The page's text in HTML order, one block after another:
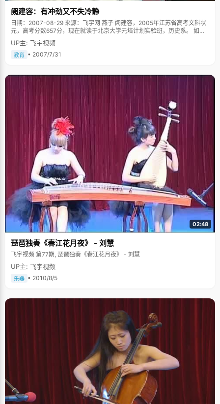
闷了一段时间。" 张南飞对数学的兴趣从小学就开始了，而且用"自学成才"这
个词来形容张南飞对数学的学习一点也不为过，爸爸留在书架上的那堆数学
课本就是老师："上小学的时候作业不是很多，没事的时候就从书架上拿一些
数学教材看，看着看着就喜欢上了数学，看完还会自觉的做后边的练习题，
有难题会拿去问老师。"于是张南飞以自学的方式在小学看完了初中的数学课
本，初中啃完了高中的数学教材，高中已经读懂了大学的高等数学。张南飞
的数学成绩一直都特别优秀，高考模拟拿满分是很正常的事，我很好奇他高
因为是用高数知识解的，所以被扣分了"。 这个扣分的理由让我们很能理解张
业，我们有理由相信他在大学四年以后的光明前景，但张南飞心里一直藏着
一个梦想，"其实我最想做的是导演"。一个纯现实的东西和一个纯艺术的东
西放在一起，总免不了有些奇怪。 说起电影，张南飞立即神采飞扬起来，"大
概从初中开始看电影的，常常跟妈妈一起去电影院看大屏幕，后来就开始收
集影碟，没钱就跟妈妈要钱买碟，她不给我就放下话不好好学习，妈妈后来
就放任我了"。张南飞家的一个大书架上堆满了他收集的各种碟片，正版的盒
装，盗版的简装，还有一些通过特殊渠道进来的内地买不到的打口碟片，数
一数，不下两千张了。"基本每部电影都会有很多感触，告诉我很多东西。看
一部电影就是一种学习的过程，一个心灵的启发，看很多人的故事，就能体
会很多生活，电影就是放在放大镜下的生活。" 张南飞最痴迷电影是在高中的
时候，他帜热的喜爱上电影，每个星期都会看上几部电影，然后有感而发写
一些影评类的文章放在自己的空间里。高考填报志愿的时候，他还动过填报
导演系的念头。"有一次在家里我试着提了一下考导演的念头，家人都惊呆
了，后来我就放弃了自己不成熟的想法，要不然初高中读那么多书都浪费
了。" 尽管如此，张南飞还是放不下心中的这个想法，他用各种形式来实践着
这个梦想。"我特别喜欢玩游戏，尤其是那种单机版角色扮演游戏，比如《仙
剑奇侠传》，我选了李逍遥的角色，根据剧情和自己的想法把游戏玩完，就
像在看一部自己导演的电影。"高中时候一次音乐期末考，爱好音乐剧的张南
飞主动请缨，组织了十几个男生编排了一出原创音乐剧，从剧本、台词、作
曲到编排都是张南飞亲自主刀。这次小试牛刀获得了很高的分数和绝佳的评
价，让张南飞初尝了导演的成就感。 来到大学，张南飞还是一直坚持着对电
影的热爱，短短几个月的时间，他已经收集了将近500多张影碟了，在宿舍
的书架上摆了满满两大排，他心里也一直没有放下导演这个想法，或许有一
天，我们的银幕上会出现这么一行："导演：张南飞"，谁知道呢，一切皆有
阙建容：有冲劲又不失冷静
日期：2007-08-29 来源：飞宇网 燕子 阙建容，2005年江苏省高考文科状
元，高考分数657分，现在就读于北京大学元培计划实验班，历史系。 如果
要用两个词来形容阙建容给我的感觉的话，那就是"锐利、沉稳"，既有年轻
人的冲劲，又能安静下来做事，就像她高三时候最喜欢并常常用来激励自己
的话："敌军围困万千重，我自岿然不动，""刺破青天锷未残"。阙建容说她的
容的爸爸是个中学物理老师，对学生而言他称得上是亲切、谆谆善诱，可对
有表扬的话"，阙建容说，"这是我一直非常郁闷的事情。包括考上状元，爸
爸也只是说了句&lsquo;阙家的下一代没有给上一代丢脸&rsquo;，算是一个
很高的评价了。" 从小，阙建容就从爸爸那里学会了一件事，凡事都要靠自
己，独立、自主，因为爸爸从来不会轻易的对女儿伸出援手，阙建容唯一一
次对爸爸的请求成功还是通过交易的方式："小学的时候写一篇作文，我想请
爸爸给我改一下，他怎么都不答应，后来晚上睡觉的时候，我就把作文本放
在爸爸的枕头边，写上纸条&lsquo;如果你帮我改作文，我就把你给我的徽章
还给你，给你交换&rsquo;，那是爸爸最喜欢的一个徽章，"这大概是唯一一
次成功的交易。 比起爸爸的严厉，妈妈就显得和善得多了，她对女儿从来不
吝啬表扬，在家庭中起到了很好的平衡作用，当阙建容在父亲那遭遇冷落的
时候，及时给与"温暖的话语"，从妈妈身上，阙建容学到了一个词"勤
劳"。"妈妈是苦过来的人，所以特别的勤劳，特别的珍惜时间，每天都很忙
碌，不让时间虚度"，受到妈妈的影响，阙建容也有极强的时间观念，每天该
做什么都有个精准的计划，把有限的时间最大限度的利用好，包括课间的休
息时间，这或许就是阙建容学习好的一个原因吧，让每分钟都有价值。 说到
成长里程，阙建容引用了爸爸的话：第一，学习不能放松；第二，字要练
好；第三，一定要出去玩。"小时候，没有上什么特长班，有时间就在家里练
是玩了，"小时候经常去乡下玩，在野地里烧火、挖坑、爬树、打架，像个男
孩子一样调皮。"阙建容的是快乐而且无忧无虑的，每次放假，爸爸还会带她
去旅游，北京、山东、杭州等地方看看，"爸爸认为，只有走出去可以增长见
识，学到很多东西，一直说让我们多出去玩。"爸爸的鼓励，让阙建容养成了
敢闯、敢做的性格，就是开头说的那股"锐气"。 上大学了，"玩"的机会更多
了，每次放假，利用社会实践案的机会，阙建容又走了很多地方。接受我们
古道就兴奋不已，她还特意买了件极具民族特色的蜡染小衫穿在身上。 相比
而且自主性强很多："什么都要自己去想，要学很多课外的东西，比高中时候
累多了。"不过在忙碌的闲暇，阙建容报名参加了学校的体育舞蹈协会，周末
的时候邀约一帮"虫子们（舞友的昵称）"去参加校外的舞蹈培训班，参加各
种舞会。阙建容笑嘻嘻的说："这算是弥补一下小时候的音乐缺失吧，而且跳
舞即可以放松自己，又可以穿很漂亮的裙子，满足一下爱美的欲望。" 大学是
个广阔的舞台，阙建容已经想好了，要让大学过的充实而有意义，在她心里
早已有了很多的小计划，只等着去一个一个的实现。
UP主: 飞宇视频
教育 • 2007/7/31
02:48
琵琶独奏《春江花月夜》 - 刘慧
飞宇视频 第77期, 琵琶独奏《春江花月夜》 - 刘慧
UP主: 飞宇视频
乐器 • 2010/8/5